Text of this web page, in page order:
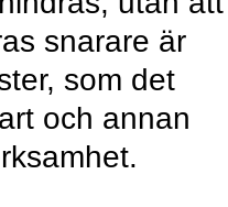
snarare är
som det
och annan